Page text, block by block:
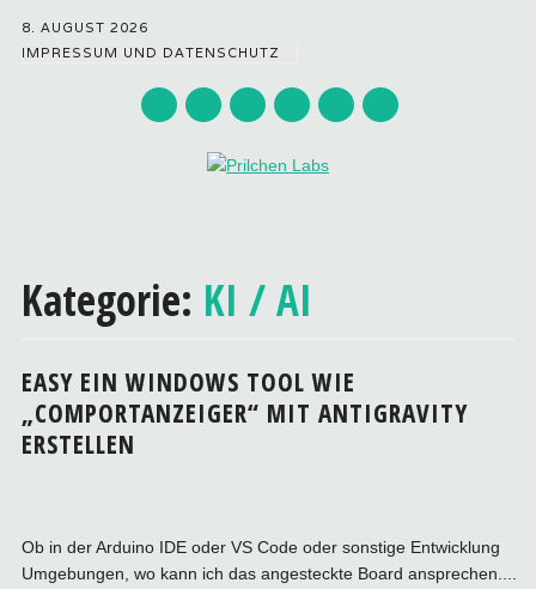
8. AUGUST 2026
IMPRESSUM UND DATENSCHUTZ
springen
Kategorie: KI / AI
EASY EIN WINDOWS TOOL WIE
„COMPORTANZEIGER“ MIT ANTIGRAVITY
ERSTELLEN
Ob in der Arduino IDE oder VS Code oder sonstige Entwicklung
Umgebungen, wo kann ich das angesteckte Board ansprechen....